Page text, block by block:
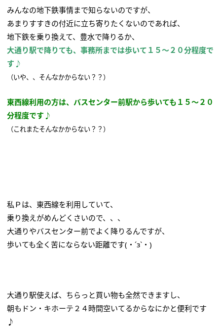
みんなの地下鉄事情まで知らないのですが、
あまりすすきの付近に立ち寄りたくないのであれば、
地下鉄を乗り換えて、豊水で降りるか、
大通り駅で降りても、事務所までは歩いて１５～２０分程度で
す♪
（いや、、そんなかからない？？）
東西線利用の方は、バスセンター前駅から歩いても１５～２０
分程度です♪
（これまたそんなかからない？？）
私Ｐは、東西線を利用していて、
乗り換えがめんどくさいので、、、
大通りやバスセンター前でよく降りるんですが、
歩いても全く苦にならない距離です(・´з`・)
大通り駅使えば、ちらっと買い物も全然できますし、
朝もドン・キホーテ２４時間空いてるからなにかと便利です
♪